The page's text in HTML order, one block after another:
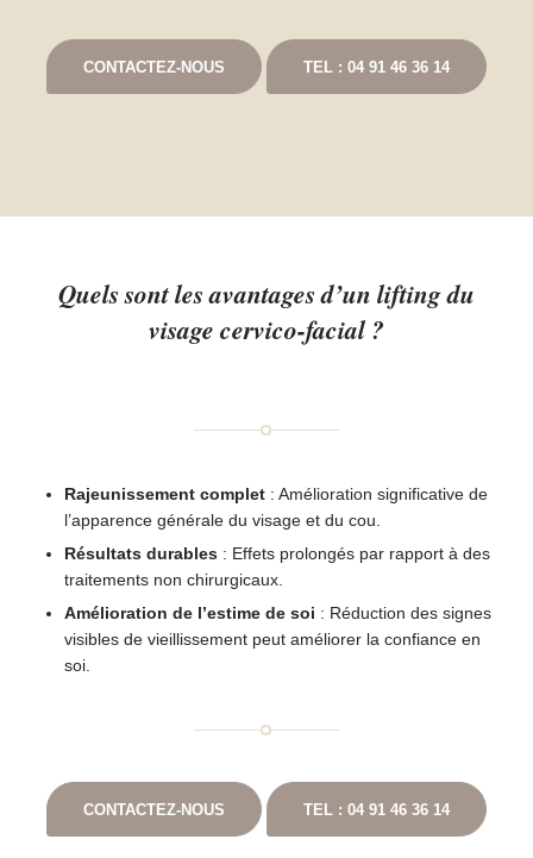
CONTACTEZ-NOUS TEL : 04 91 46 36 14
Quels sont les avantages d’un lifting du
visage cervico-facial ?
Rajeunissement complet : Amélioration significative de
l’apparence générale du visage et du cou.
Résultats durables : Effets prolongés par rapport à des
traitements non chirurgicaux.
Amélioration de l’estime de soi : Réduction des signes
visibles de vieillissement peut améliorer la confiance en
soi.
CONTACTEZ-NOUS TEL : 04 91 46 36 14